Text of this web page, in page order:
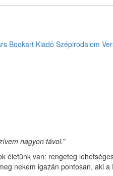
Bookart Kiadó Szépirodalom
nagyon távol.”
életünk van: rengeteg
nekem igazán pontosan, aki